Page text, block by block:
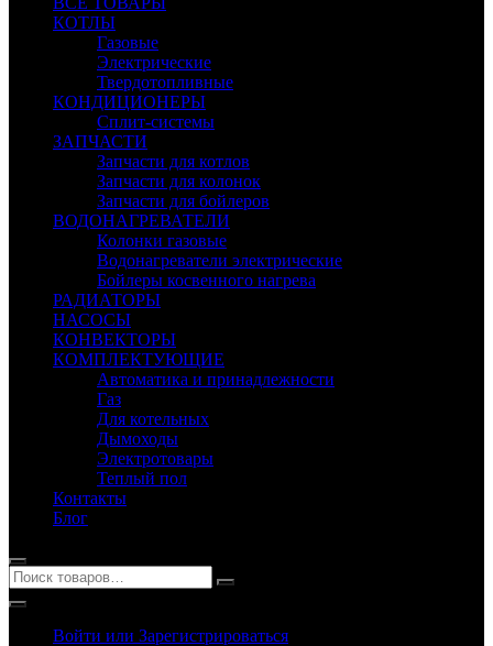
КОТЛЫ
Газовые
Электрические
Твердотопливные
КОНДИЦИОНЕРЫ
Сплит-системы
ЗАПЧАСТИ
Запчасти для котлов
Запчасти для колонок
Запчасти для бойлеров
ВОДОНАГРЕВАТЕЛИ
Колонки газовые
Водонагреватели электрические
Бойлеры косвенного нагрева
РАДИАТОРЫ
НАСОСЫ
КОНВЕКТОРЫ
КОМПЛЕКТУЮЩИЕ
Автоматика и принадлежности
Газ
Для котельных
Дымоходы
Электротовары
Теплый пол
Контакты
Блог
Войти или Зарегистрироваться